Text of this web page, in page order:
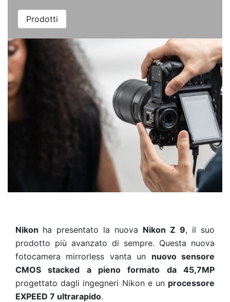
Prodotti
Nikon ha presentato la nuova Nikon Z 9, il suo
prodotto più avanzato di sempre. Questa nuova
fotocamera mirrorless vanta un nuovo sensore
CMOS stacked a pieno formato da 45,7MP
progettato dagli ingegneri Nikon e un processore
EXPEED 7 ultrarapido.